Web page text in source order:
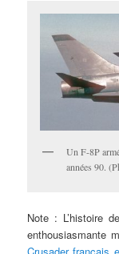
Un F-8P
années 90.
Note : L’histoire
enthousiasmante